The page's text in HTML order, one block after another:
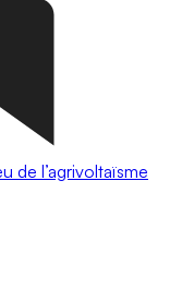
de l’agrivoltaïsme